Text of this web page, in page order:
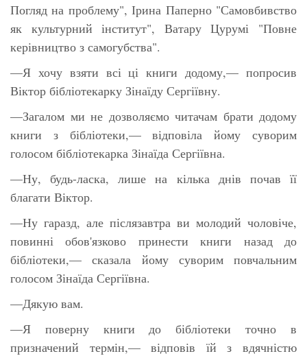
Погляд на проблему", Ірина Паперно "Самовбивство
як культурний інститут", Ватару Цурумі "Повне
керівництво з самогубства".
—Я хочу взяти всі ці книги додому,— попросив
Віктор бібліотекарку Зінаїду Сергіївну.
—Загалом ми не дозволяємо читачам брати додому
книги з бібліотеки,— відповіла йому суворим
голосом бібліотекарка Зінаїда Сергіївна.
—Ну, будь-ласка, лише на кілька днів почав її
благати Віктор.
—Ну гаразд, але післязавтра ви молодий чоловіче,
повинні обов'язково принести книги назад до
бібліотеки,— сказала йому суворим повчальним
голосом Зінаїда Сергіївна.
—Дякую вам.
—Я поверну книги до бібліотеки точно в
призначений термін,— відповів їй з вдячністю